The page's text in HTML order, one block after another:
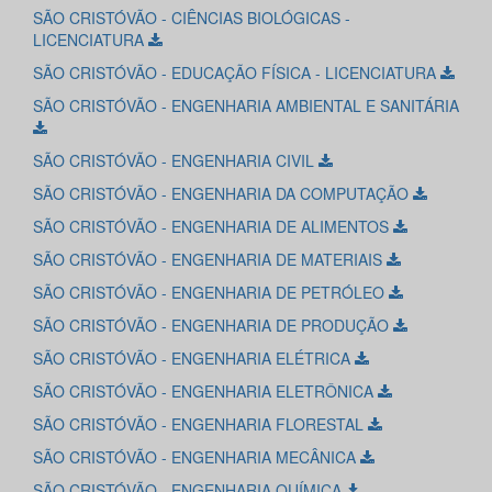
SÃO CRISTÓVÃO - CIÊNCIAS BIOLÓGICAS -
LICENCIATURA
SÃO CRISTÓVÃO - EDUCAÇÃO FÍSICA - LICENCIATURA
SÃO CRISTÓVÃO - ENGENHARIA AMBIENTAL E SANITÁRIA
SÃO CRISTÓVÃO - ENGENHARIA CIVIL
SÃO CRISTÓVÃO - ENGENHARIA DA COMPUTAÇÃO
SÃO CRISTÓVÃO - ENGENHARIA DE ALIMENTOS
SÃO CRISTÓVÃO - ENGENHARIA DE MATERIAIS
SÃO CRISTÓVÃO - ENGENHARIA DE PETRÓLEO
SÃO CRISTÓVÃO - ENGENHARIA DE PRODUÇÃO
SÃO CRISTÓVÃO - ENGENHARIA ELÉTRICA
SÃO CRISTÓVÃO - ENGENHARIA ELETRÔNICA
SÃO CRISTÓVÃO - ENGENHARIA FLORESTAL
SÃO CRISTÓVÃO - ENGENHARIA MECÂNICA